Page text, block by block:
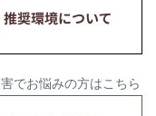
でお悩みの方はこちら